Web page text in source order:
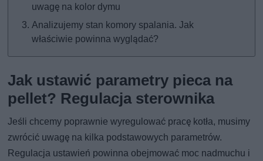
uwagę na kolor dymu
Analizujemy stan komory spalania. Jak
właściwie powinna wyglądać?
Jak ustawić parametry pieca na
pellet? Regulacja sterownika
Jeśli chcemy poprawnie wyregulować pracę kotła, musimy
zwrócić uwagę na kilka podstawowych parametrów.
Regulacja ustawień powinna obejmować moc nadmuchu i